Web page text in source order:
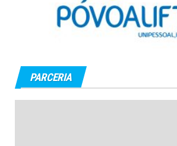
PARCERIA